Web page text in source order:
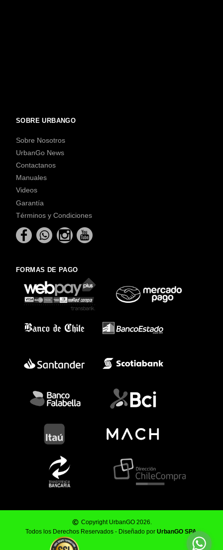
SOBRE URBANGO
Sobre Nosotros
UrbanGo News
Contactanos
Manuales
Videos
Garantía
Términos y Condiciones
FORMAS DE PAGO
Copyright UrbanGO 2026.
Todos los Derechos Reservados - Diseñado por UrbanGO SPA.